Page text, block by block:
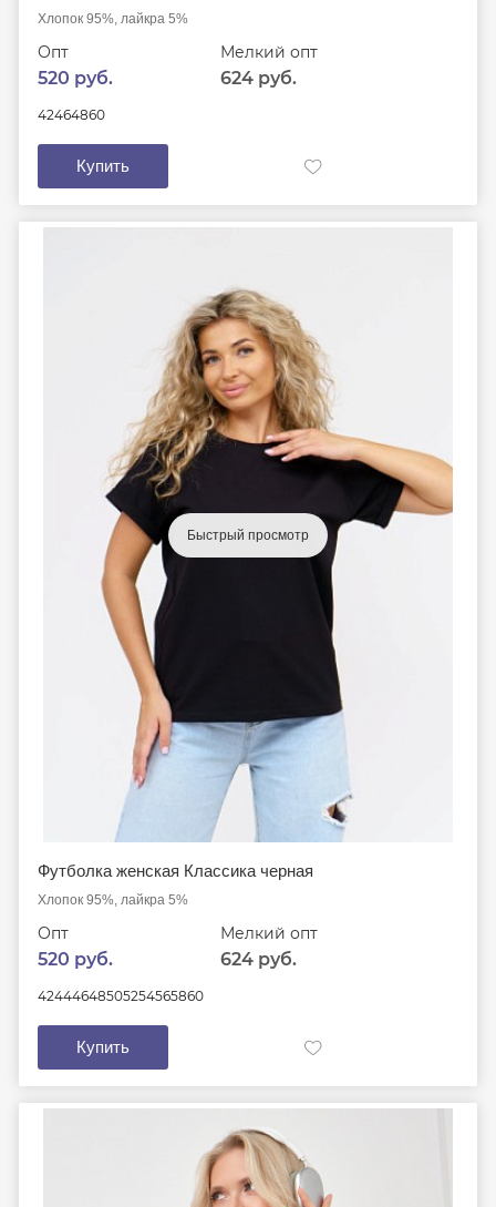
Хлопок 95%, лайкра 5%
Опт Мелкий опт
520 руб. 624 руб.
42464860
Купить
Быстрый просмотр
Футболка женская Классика черная
Хлопок 95%, лайкра 5%
Опт Мелкий опт
520 руб. 624 руб.
42444648505254565860
Купить